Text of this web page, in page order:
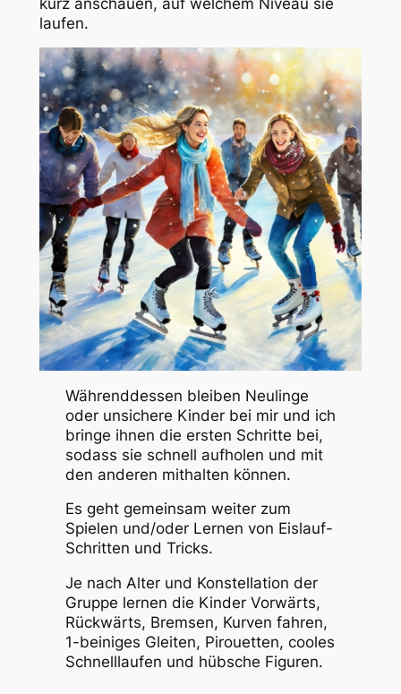
laufen.
Währenddessen bleiben Neulinge
oder unsichere Kinder bei mir und ich
bringe ihnen die ersten Schritte bei,
sodass sie schnell aufholen und mit
den anderen mithalten können.
Es geht gemeinsam weiter zum
Spielen und/oder Lernen von Eislauf-
Schritten und Tricks.
Je nach Alter und Konstellation der
Gruppe lernen die Kinder Vorwärts,
Rückwärts, Bremsen, Kurven fahren,
1-beiniges Gleiten, Pirouetten, cooles
Schnelllaufen und hübsche Figuren.